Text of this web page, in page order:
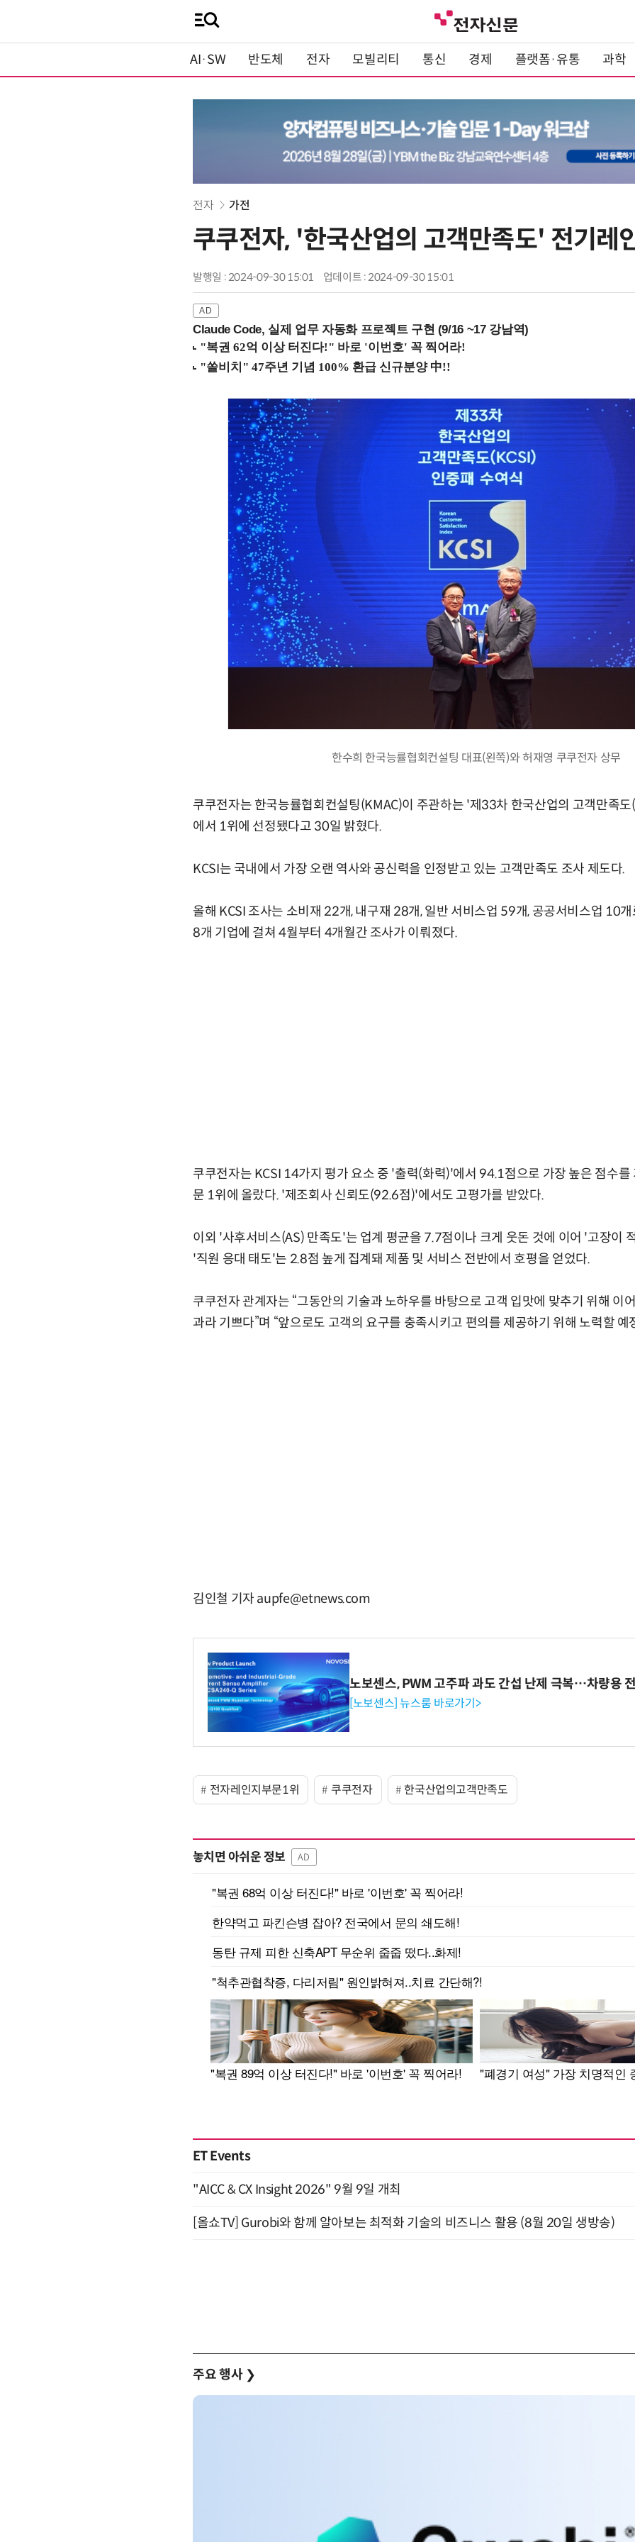
AI·SW 반도체 전자 모빌리티 통신 경제 플랫폼·유통 과학
전자 가전
쿠쿠전자, '한국산업의 고객만족도' 전기레
발행일 : 2024-09-30 15:01 업데이트 : 2024-09-30 15:01
Claude Code, 실제 업무 자동화 프로젝트 구현 (9/16 ~17 강남역)
한수희 한국능률협회컨설팅 대표(왼쪽)와 허재영 쿠쿠전자 상무
쿠쿠전자는 한국능률협회컨설팅(KMAC)이 주관하는 '제33차 한국산업의 고객만족
에서 1위에 선정됐다고 30일 밝혔다.
KCSI는 국내에서 가장 오랜 역사와 공신력을 인정받고 있는 고객만족도 조사 제도다.
올해 KCSI 조사는 소비재 22개, 내구재 28개, 일반 서비스업 59개, 공공서비스업 10
8개 기업에 걸쳐 4월부터 4개월간 조사가 이뤄졌다.
쿠쿠전자는 KCSI 14가지 평가 요소 중 '출력(화력)'에서 94.1점으로 가장 높은 점수를
문 1위에 올랐다. '제조회사 신뢰도(92.6점)'에서도 고평가를 받았다.
이외 '사후서비스(AS) 만족도'는 업계 평균을 7.7점이나 크게 웃돈 것에 이어 '고장이
'직원 응대 태도'는 2.8점 높게 집계돼 제품 및 서비스 전반에서 호평을 얻었다.
쿠쿠전자 관계자는 “그동안의 기술과 노하우를 바탕으로 고객 입맛에 맞추기 위해 이
과라 기쁘다”며 “앞으로도 고객의 요구를 충족시키고 편의를 제공하기 위해 노력할 예
김인철 기자 aupfe@etnews.com
노보센스, PWM 고주파 과도 간섭 난제 극복…차량용
[노보센스] 뉴스룸 바로가기>
전자레인지부문1위 쿠쿠전자 한국산업의고객만족도
놓치면 아쉬운 정보 AD
ET Events
"AICC & CX Insight 2026" 9월 9일 개최
[올쇼TV] Gurobi와 함께 알아보는 최적화 기술의 비즈니스 활용 (8월 20일 생방송)
주요 행사 ❯